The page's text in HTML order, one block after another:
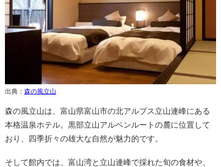
出典： 森の風立山
森の風立山は、富山県富山市の北アルプス立山連峰にある
本格温泉ホテル。黒部立山アルペンルートの麓に位置して
おり、四季折々の雄大な自然が魅力的です。
そして館内では、富山湾と立山連峰で採れた旬の食材や、